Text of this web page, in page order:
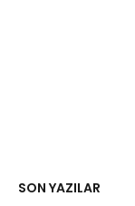
SON YAZILAR